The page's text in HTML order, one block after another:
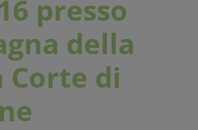
presso
della
Corte di